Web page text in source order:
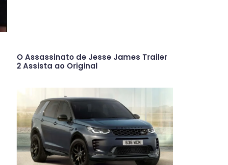
O Assassinato de Jesse James Trailer
2 Assista ao Original